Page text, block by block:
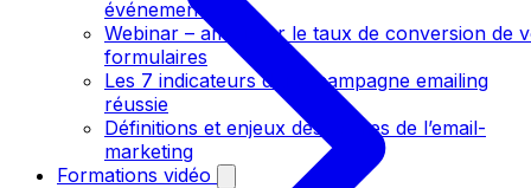
événement
Webinar – améliorer le taux de conversion de
formulaires
Les 7 indicateurs d’une campagne emailing
réussie
Définitions et enjeux des termes de l’email-
marketing
Formations vidéo